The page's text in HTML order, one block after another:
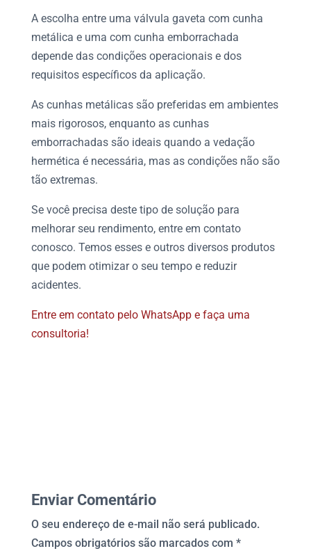
A escolha entre uma válvula gaveta com cunha
metálica e uma com cunha emborrachada
depende das condições operacionais e dos
requisitos específicos da aplicação.
As cunhas metálicas são preferidas em ambientes
mais rigorosos, enquanto as cunhas
emborrachadas são ideais quando a vedação
hermética é necessária, mas as condições não são
tão extremas.
Se você precisa deste tipo de solução para
melhorar seu rendimento, entre em contato
conosco. Temos esses e outros diversos produtos
que podem otimizar o seu tempo e reduzir
acidentes.
Entre em contato pelo WhatsApp e faça uma
consultoria!
Enviar Comentário
O seu endereço de e-mail não será publicado.
Campos obrigatórios são marcados com *